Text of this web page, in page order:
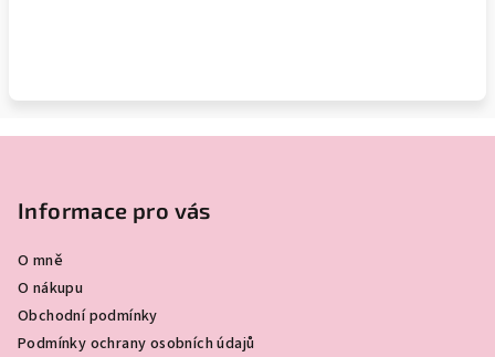
Informace pro vás
O mně
O nákupu
Obchodní podmínky
Podmínky ochrany osobních údajů